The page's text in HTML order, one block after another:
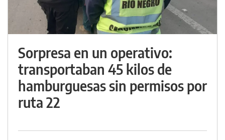
Sorpresa en un operativo:
transportaban 45 kilos de
hamburguesas sin permisos por
ruta 22